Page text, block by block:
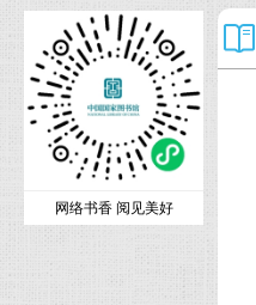
网络书香 阅见美好